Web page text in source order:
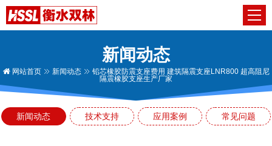
新闻动态
网站首页 新闻动态
铅芯橡胶防震支座费用 建筑隔震支座LNR800 超高阻尼
隔震橡胶支座生产厂家
新闻动态 技术支持 应用案例 常见问题